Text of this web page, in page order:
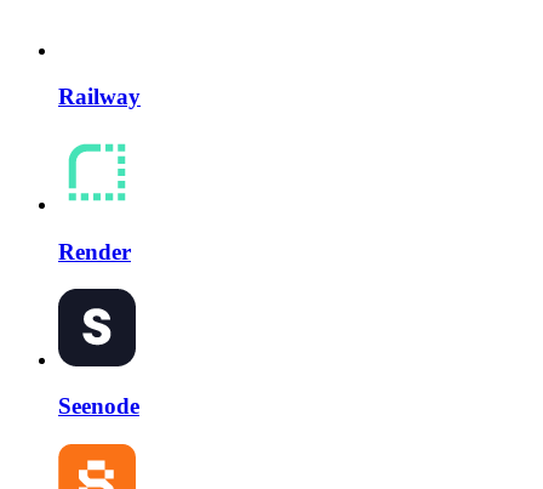
Railway
Render
Seenode